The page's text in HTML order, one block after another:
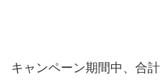
キャンペーン期間中、合